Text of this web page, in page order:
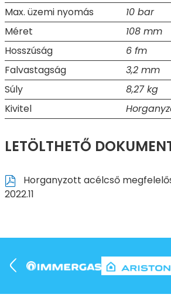
Max. üzemi nyomás
10 bar
Méret
108 mm
Hosszúság
6 fm
Falvastagság
3,2 mm
Súly
8,27 kg
Kivitel
LETÖLTHETŐ
Horganyzott acélcső
2022.11